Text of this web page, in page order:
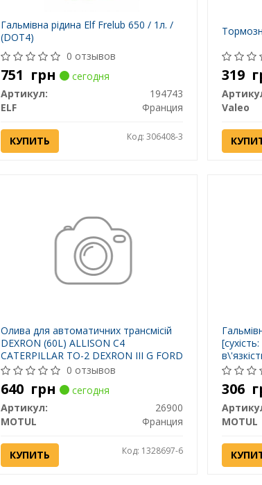
Гальмівна рідина Elf Frelub 650 / 1л. /
(DOT4)
0 отзывов
751 грн
сегодня
Артикул:
194743
ELF
Франция
КУПИТЬ Код: 306408-3
319
Valeo
Олива для автоматичних трансмісій
DEXRON (60L) ALLISON C4
CATERPILLAR TO-2 DEXRON III G FORD
MERCON MAN 339 F MB 236.5 MB
03D ZF TE-ML 04D ZF TE-ML 14A ZF
0 отзывов
640 грн
сегодня
Артикул:
26900
MOTUL
Франция
КУПИТЬ Код: 1328697-6
ISO/DIN
306
MOTUL